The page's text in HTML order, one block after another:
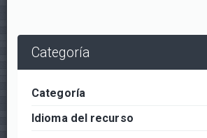
Categoría
Categoría
Idioma del recurso